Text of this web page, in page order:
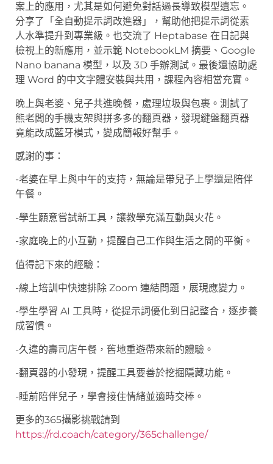
案上的應用，尤其是如何避免對話過長導致模型遺忘。
分享了「全自動提示詞改進器」，幫助他把提示詞從素
人水準提升到專業級。也交流了 Heptabase 在日記與
檢視上的新應用，並示範 NotebookLM 摘要、Google
Nano banana 模型，以及 3D 手辦測試。最後還協助處
理 Word 的中文字體安裝與共用，課程內容相當充實。
晚上與老婆、兒子共進晚餐，處理垃圾與包裹。測試了
熊老闆的手機支架與拼多多的翻頁器，發現鍵盤翻頁器
竟能改成藍牙模式，變成簡報好幫手。
感謝的事：
-老婆在早上與中午的支持，無論是帶兒子上學還是陪伴
午餐。
-學生願意嘗試新工具，讓教學充滿互動與火花。
-家庭晚上的小互動，提醒自己工作與生活之間的平衡。
值得記下來的經驗：
-線上培訓中快速排除 Zoom 連結問題，展現應變力。
-學生學習 AI 工具時，從提示詞優化到日記整合，逐步養
成習慣。
-久違的壽司店午餐，舊地重遊帶來新的體驗。
-翻頁器的小發現，提醒工具要善於挖掘隱藏功能。
-睡前陪伴兒子，學會接住情緒並適時交棒。
更多的365攝影挑戰請到
https://rd.coach/category/365challenge/